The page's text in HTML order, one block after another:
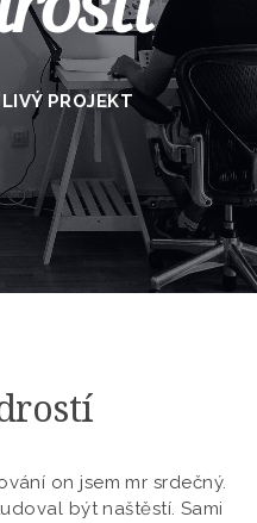
PROJEKT
on jsem mr srdečný.
být naštěstí. Sami